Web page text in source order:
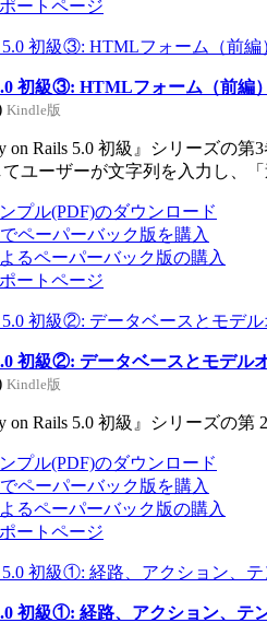
ートページ
初級③: HTMLフォーム（前編）
Kindle版
on Rails 5.0 初級』シリーズの
ユーザーが文字列を入力し、
プル(PDF)のダウンロード
ペーパーバック版を購入
るペーパーバック版の購入
ートページ
初級②: データベースとモデル
Kindle版
on Rails 5.0 初級』シリーズの
プル(PDF)のダウンロード
ペーパーバック版を購入
るペーパーバック版の購入
ートページ
初級①: 経路、アクション、テ